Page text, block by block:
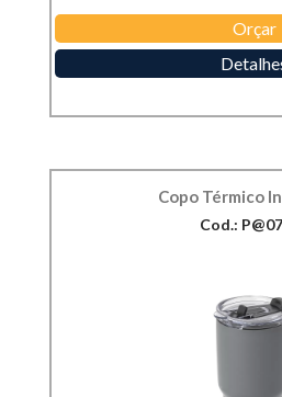
Orçar
Copo Térmico
Cod.: